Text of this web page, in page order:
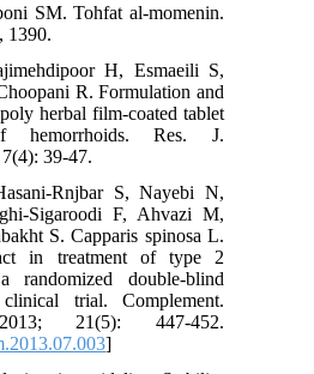
SM. Tohfat al-momenin.
1390.
H, Esmaeili S,
Choopani R. Formulation and
a poly herbal film-coated tablet
of hemorrhoids. Res. J.
7(4): 39-47.
Hasani-Rnjbar S, Nayebi N,
Sigaroodi F, Ahvazi M,
S. Capparis spinosa L.
in treatment of type 2
a randomized double-blind
clinical trial. Complement.
21(5): 447-452.